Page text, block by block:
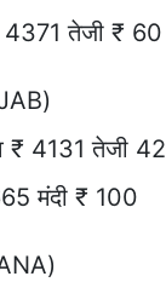
4371 तेजी ₹ 60
₹ 4131 तेजी 42
मंदी ₹ 100